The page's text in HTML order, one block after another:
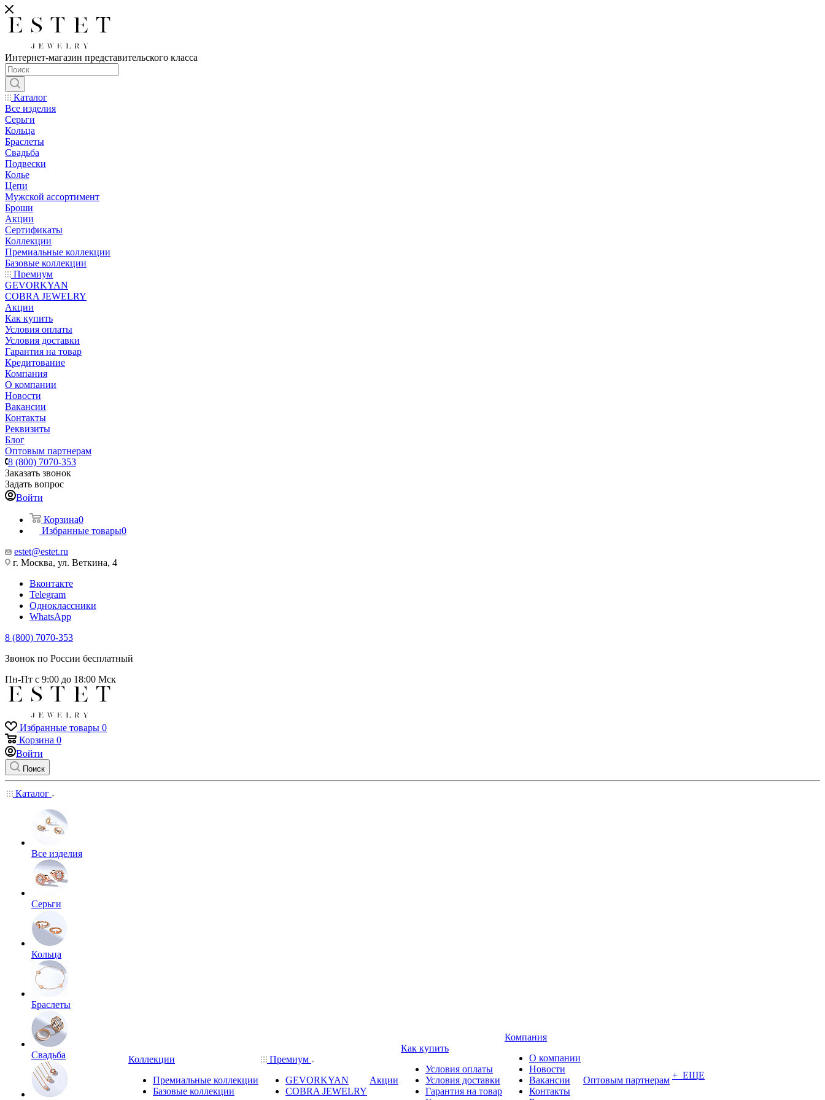
Интернет-магазин представительского класса
Каталог
Все изделия
Серьги
Кольца
Браслеты
Свадьба
Подвески
Колье
Цепи
Мужской ассортимент
Броши
Акции
Сертификаты
Коллекции
Премиальные коллекции
Базовые коллекции
Премиум
GEVORKYAN
COBRA JEWELRY
Акции
Как купить
Условия оплаты
Условия доставки
Гарантия на товар
Кредитование
Компания
О компании
Новости
Вакансии
Контакты
Реквизиты
Блог
Оптовым партнерам
8 (800) 7070-353
Заказать звонок
Задать вопрос
Войти
Корзина0
Избранные товары0
estet@estet.ru
г. Москва, ул. Веткина, 4
Вконтакте
Telegram
Одноклассники
WhatsApp
8 (800) 7070-353
Звонок по России бесплатный
Пн-Пт с 9:00 до 18:00 Мск
Избранные товары 0
Корзина 0
Войти
Поиск
Каталог
Все изделия
Серьги
Кольца
Браслеты
Свадьба
Коллекции
Премиальные коллекции
Базовые коллекции
Премиум
GEVORKYAN
COBRA JEWELRY
Акции
Как купить
Условия оплаты
Условия доставки
Гарантия на товар
Компания
О компании
Новости
Вакансии
Контакты
Оптовым партнерам + ЕЩЕ